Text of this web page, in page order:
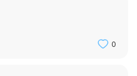
하지 않는다고 말한다. 집중력도 한
지점에서 자주 일깨운다. 유혹에 시
0